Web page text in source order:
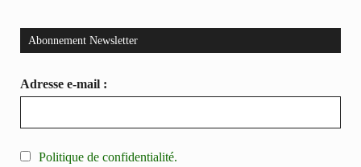
Abonnement Newsletter
Adresse e-mail :
Politique de confidentialité.